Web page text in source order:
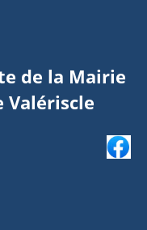
de la Mairie
Valériscle